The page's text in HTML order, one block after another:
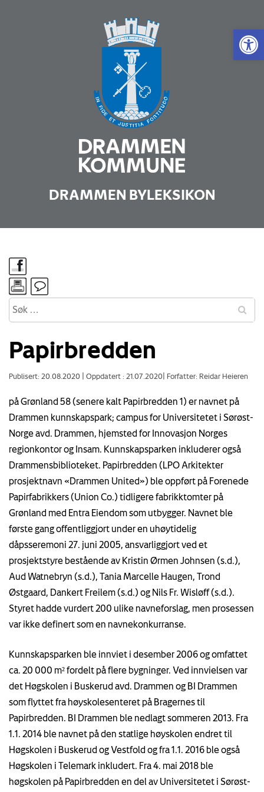
Vis
DRAMMEN BYLEKSIKON
Papirbredden
Publisert: 20.08.2020 Oppdatert : 21.07.2020 Forfatter: Reidar Heieren
på Grønland 58 (senere kalt Papirbredden 1) er navnet på
Drammen kunnskapspark; campus for Universitetet i Sørøst-
Norge avd. Drammen, hjemsted for Innovasjon Norges
regionkontor og Insam. Kunnskapsparken inkluderer også
Drammensbiblioteket. Papirbredden (LPO Arkitekter
prosjektnavn «Drammen United») ble oppført på Forenede
Papirfabrikkers (Union Co.) tidligere fabrikktomter på
Grønland med Entra Eiendom som utbygger. Navnet ble
første gang offentliggjort under en uhøytidelig
dåpsseremoni 27. juni 2005, ansvarliggjort ved et
prosjektstyre bestående av Kristin Ørmen Johnsen (s.d.),
Aud Watnebryn (s.d.), Tania Marcelle Haugen, Trond
Østgaard, Dankert Freilem (s.d.) og Nils Fr. Wisløff (s.d.).
Styret hadde vurdert 200 ulike navneforslag, men prosessen
var ikke definert som en navnekonkurranse.
Kunnskapsparken ble innviet i desember 2006 og omfattet
ca. 20 000 m² fordelt på flere bygninger. Ved innvielsen var
det Høgskolen i Buskerud avd. Drammen og BI Drammen
som flyttet fra høyskolesenteret på Bragernes til
Papirbredden. BI Drammen ble nedlagt sommeren 2013. Fra
1.1. 2014 ble navnet på den statlige høyskolen endret til
Høgskolen i Buskerud og Vestfold og fra 1.1. 2016 ble også
Høgskolen i Telemark inkludert. Fra 4. mai 2018 ble
høgskolen på Papirbredden en del av Universitetet i Sørøst-